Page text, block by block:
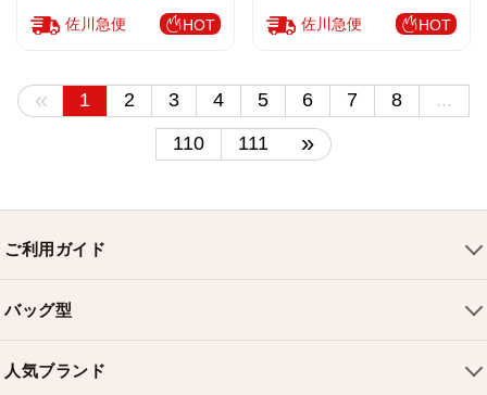
佐川急便 HOT 佐川急便 HOT
« 1 2 3 4 5 6 7 8
...
110
111 »
ご利用ガイド
配送について
バッグ型
ショルダーバッグ
人気ブランド